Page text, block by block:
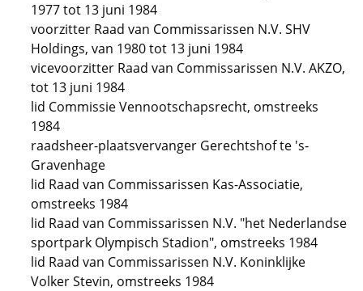
1977 tot 13 juni 1984
voorzitter Raad van Commissarissen N.V. SHV
Holdings, van 1980 tot 13 juni 1984
vicevoorzitter Raad van Commissarissen N.V. AKZO,
tot 13 juni 1984
lid Commissie Vennootschapsrecht, omstreeks
1984
raadsheer-plaatsvervanger Gerechtshof te 's-
Gravenhage
lid Raad van Commissarissen Kas-Associatie,
omstreeks 1984
lid Raad van Commissarissen N.V. "het Nederlandse
sportpark Olympisch Stadion", omstreeks 1984
lid Raad van Commissarissen N.V. Koninklijke
Volker Stevin, omstreeks 1984